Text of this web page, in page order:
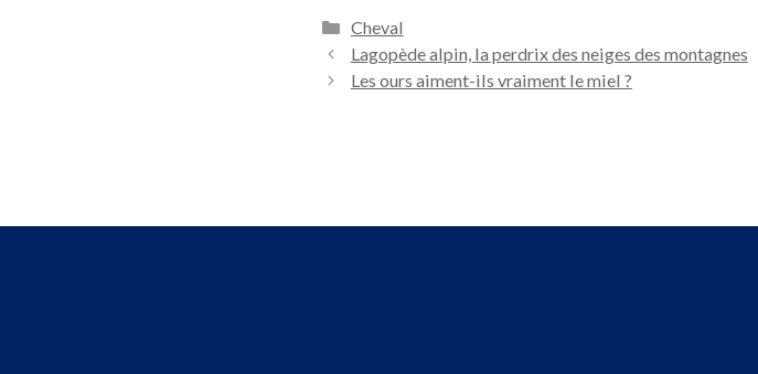
Catégories
Cheval
Lagopède alpin, la perdrix des neiges des montagnes
Les ours aiment-ils vraiment le miel ?